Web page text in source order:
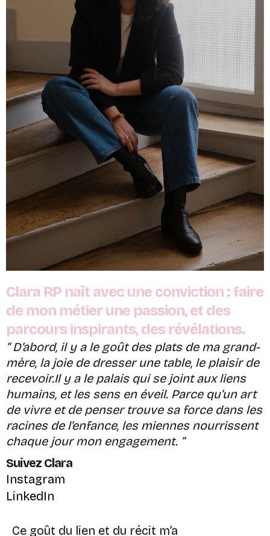
Clara RP naît avec une conviction : faire
de mon métier une passion, et des
parcours inspirants, des révélations.
“ D’abord, il y a le goût des plats de ma grand-
mère, la joie de dresser une table, le plaisir de
recevoir.Il y a le palais qui se joint aux liens
humains, et les sens en éveil. Parce qu’un art
de vivre et de penser trouve sa force dans les
racines de l’enfance, les miennes nourrissent
chaque jour mon engagement. ”
Suivez Clara
Instagram
LinkedIn
Ce goût du lien et du récit m’a